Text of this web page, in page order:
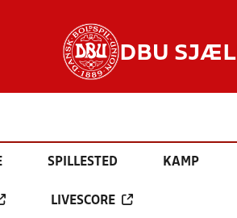
DBU
SPILLESTED KAMP
LIVESCORE